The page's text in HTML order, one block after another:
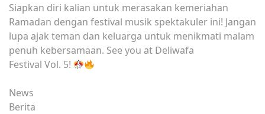
Siapkan diri kalian untuk merasakan kemeriahan
Ramadan dengan festival musik spektakuler ini! Jangan
lupa ajak teman dan keluarga untuk menikmati malam
penuh kebersamaan. See you at Deliwafa
Festival Vol. 5!
News
Berita